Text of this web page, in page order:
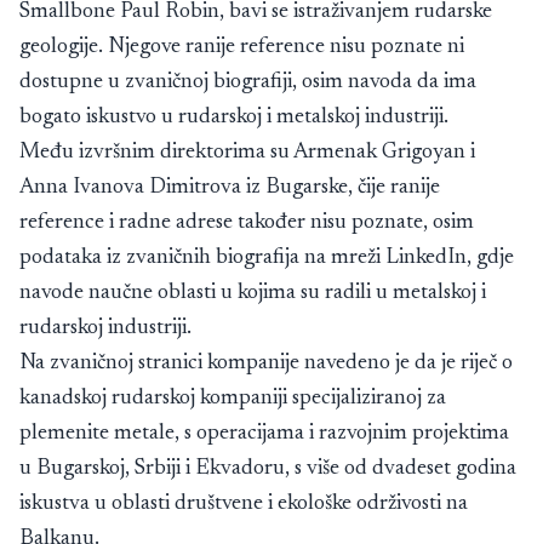
Smallbone Paul Robin, bavi se istraživanjem rudarske
geologije. Njegove ranije reference nisu poznate ni
dostupne u zvaničnoj biografiji, osim navoda da ima
bogato iskustvo u rudarskoj i metalskoj industriji.
Među izvršnim direktorima su Armenak Grigoyan i
Anna Ivanova Dimitrova iz Bugarske, čije ranije
reference i radne adrese također nisu poznate, osim
podataka iz zvaničnih biografija na mreži LinkedIn, gdje
navode naučne oblasti u kojima su radili u metalskoj i
rudarskoj industriji.
Na zvaničnoj stranici kompanije navedeno je da je riječ o
kanadskoj rudarskoj kompaniji specijaliziranoj za
plemenite metale, s operacijama i razvojnim projektima
u Bugarskoj, Srbiji i Ekvadoru, s više od dvadeset godina
iskustva u oblasti društvene i ekološke održivosti na
Balkanu.